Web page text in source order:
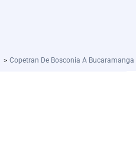
> Copetran De Bosconia A Bucaramanga